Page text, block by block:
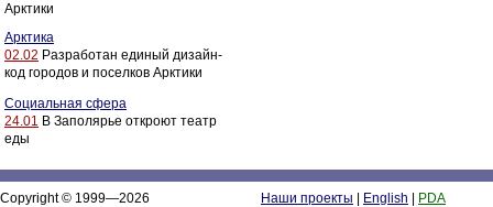
Арктики
Арктика
02.02 Разработан единый дизайн-
код городов и поселков Арктики
Социальная сфера
24.01 В Заполярье откроют театр
еды
Copyright © 1999—2026
Наши проекты English
PDA